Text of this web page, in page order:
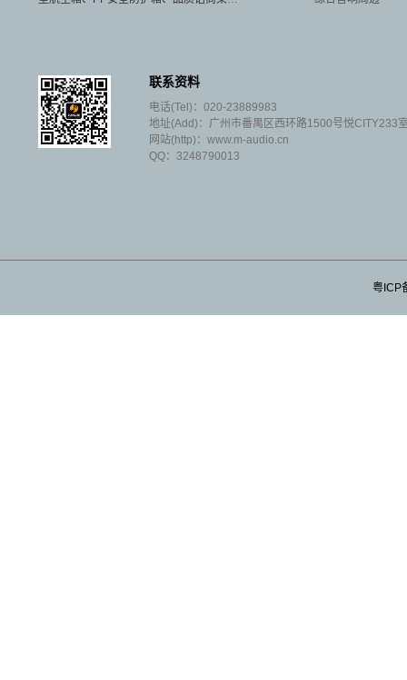
联系资料
电话(Tel)：020-23889983
地址(Add)：广州市番禺区西环路1500号悦CITY233
网站(http)：www.m-audio.cn
QQ：3248790013
粤ICP